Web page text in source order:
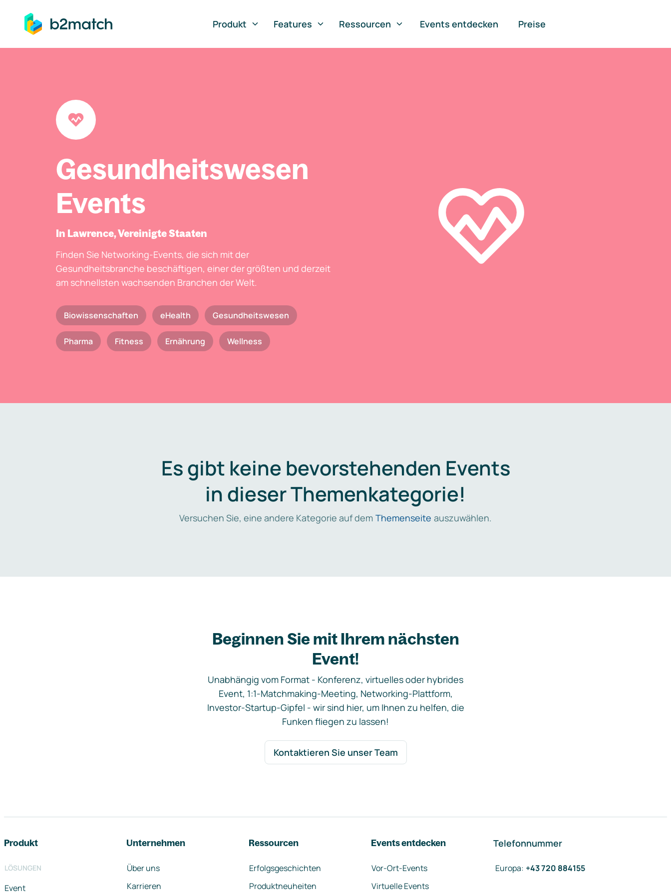
springen
Produkt
Features Ressourcen Events entdecken Preise
Gesundheitswesen
Events
In Lawrence, Vereinigte Staaten
Finden Sie Networking-Events, die sich mit der
Gesundheitsbranche beschäftigen, einer der größten und derzeit
am schnellsten wachsenden Branchen der Welt.
Biowissenschaften eHealth Gesundheitswesen
Pharma Fitness Ernährung Wellness
Es gibt keine bevorstehenden Events
in dieser Themenkategorie!
Versuchen Sie, eine andere Kategorie auf dem Themenseite auszuwählen.
Beginnen Sie mit Ihrem nächsten
Event!
Unabhängig vom Format - Konferenz, virtuelles oder hybrides
Event, 1:1-Matchmaking-Meeting, Networking-Plattform,
Investor-Startup-Gipfel - wir sind hier, um Ihnen zu helfen, die
Funken fliegen zu lassen!
Kontaktieren Sie unser Team
Produkt
LÖSUNGEN
Event
Unternehmen
Über uns
Karrieren
Ressourcen
Erfolgsgeschichten
Produktneuheiten
Events entdecken
Vor-Ort-Events
Virtuelle Events
Telefonnummer
Europa: +43 720 884155